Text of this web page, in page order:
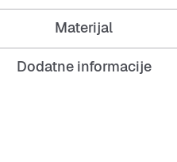
kretanja i dobro
dan.
Materijal
Dodatne informacije